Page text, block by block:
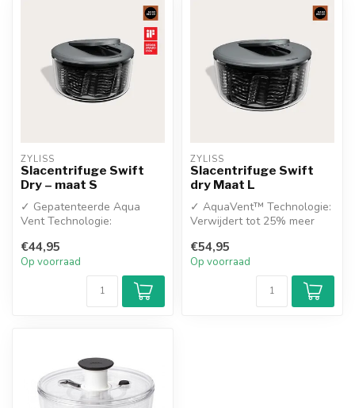
ZYLISS
Slacentrifuge Swift
Dry – maat S
✓ Gepatenteerde Aqua
Vent Technologie:
water voor een ge...
€44,95
Op voorraad
ZYLISS
Slacentrifuge Swift
dry Maat L
✓ AquaVent™ Technologie:
Verwijdert tot 25% meer
slacentrifu...
€54,95
Op voorraad